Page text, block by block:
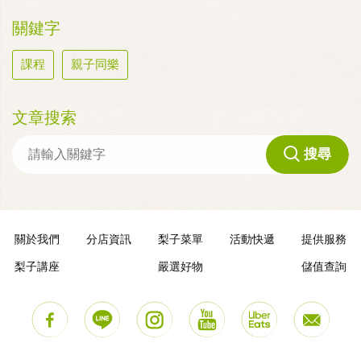
關鍵字
課程 親子同樂
文章搜索
搜尋
關於我們 分店資訊 梨子菜單 活動快遞 提供服務
梨子講座 嚴選好物 儲值查詢